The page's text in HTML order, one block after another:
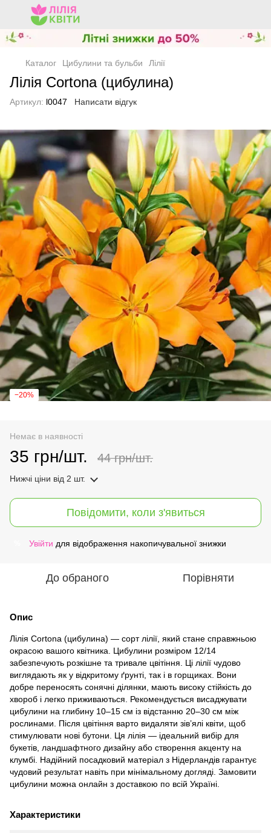
Каталог Цибулини та бульби Лілії
Лілія Cortona (цибулина)
Артикул: l0047 Написати відгук
−20%
Немає в наявності
35 грн/шт. 44 грн/шт.
Нижчі ціни від 2 шт.
Повідомити, коли з'явиться
Увійти для відображення накопичувальної знижки
До обраного Порівняти
Опис
Лілія Cortona (цибулина) — сорт лілії, який стане справжньою
окрасою вашого квітника. Цибулини розміром 12/14
забезпечують розкішне та тривале цвітіння. Ці лілії чудово
виглядають як у відкритому ґрунті, так і в горщиках. Вони
добре переносять сонячні ділянки, мають високу стійкість до
хвороб і легко приживаються. Рекомендується висаджувати
цибулини на глибину 10–15 см із відстанню 20–30 см між
рослинами. Після цвітіння варто видаляти зів’ялі квіти, щоб
стимулювати нові бутони. Ця лілія — ідеальний вибір для
букетів, ландшафтного дизайну або створення акценту на
клумбі. Надійний посадковий матеріал з Нідерландів гарантує
чудовий результат навіть при мінімальному догляді. Замовити
цибулини можна онлайн з доставкою по всій Україні.
Характеристики